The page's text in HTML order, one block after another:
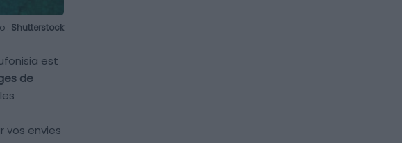
: Shutterstock
est
de
vos envies